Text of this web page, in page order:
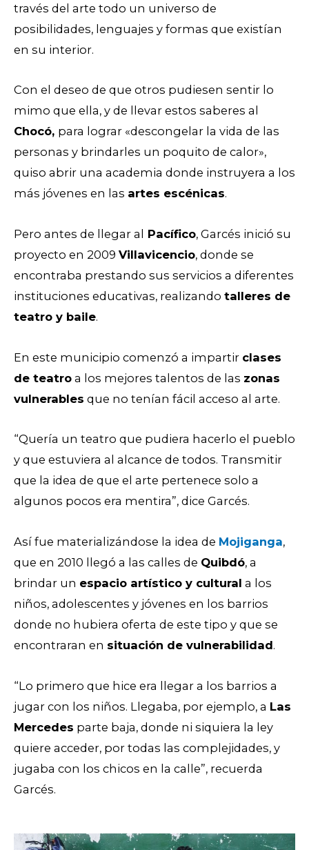
través del arte todo un universo de
posibilidades, lenguajes y formas que existían
en su interior.
Con el deseo de que otros pudiesen sentir lo
mimo que ella, y de llevar estos saberes al
Chocó, para lograr «descongelar la vida de las
personas y brindarles un poquito de calor»,
quiso abrir una academia donde instruyera a los
más jóvenes en las artes escénicas.
Pero antes de llegar al Pacífico, Garcés inició su
proyecto en 2009 Villavicencio, donde se
encontraba prestando sus servicios a diferentes
instituciones educativas, realizando talleres de
teatro y baile.
En este municipio comenzó a impartir clases
de teatro a los mejores talentos de las zonas
vulnerables que no tenían fácil acceso al arte.
“Quería un teatro que pudiera hacerlo el pueblo
y que estuviera al alcance de todos. Transmitir
que la idea de que el arte pertenece solo a
algunos pocos era mentira”, dice Garcés.
Así fue materializándose la idea de Mojiganga,
que en 2010 llegó a las calles de Quibdó, a
brindar un espacio artístico y cultural a los
niños, adolescentes y jóvenes en los barrios
donde no hubiera oferta de este tipo y que se
encontraran en situación de vulnerabilidad.
“Lo primero que hice era llegar a los barrios a
jugar con los niños. Llegaba, por ejemplo, a Las
Mercedes parte baja, donde ni siquiera la ley
quiere acceder, por todas las complejidades, y
jugaba con los chicos en la calle”, recuerda
Garcés.